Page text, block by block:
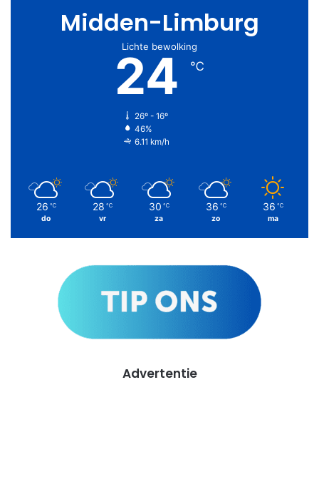
Midden-Limburg
Lichte bewolking
24 ℃
26º - 16º
46%
6.11 km/h
26 ℃
do
28 ℃
vr
30 ℃
za
36 ℃
zo
36 ℃
ma
Advertentie